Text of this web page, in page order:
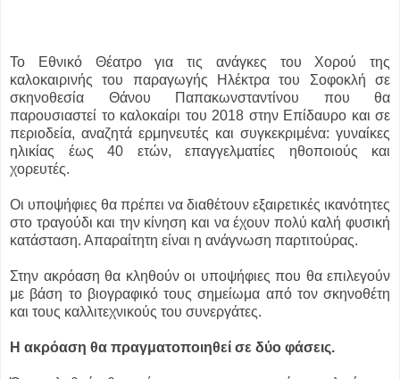
Το Εθνικό Θέατρο για τις ανάγκες του Χορού της
καλοκαιρινής του παραγωγής Ηλέκτρα του Σοφοκλή σε
σκηνοθεσία Θάνου Παπακωνσταντίνου που θα
παρουσιαστεί το καλοκαίρι του 2018 στην Επίδαυρο και σε
περιοδεία, αναζητά ερμηνευτές και συγκεκριμένα: γυναίκες
ηλικίας έως 40 ετών, επαγγελματίες ηθοποιούς και
χορευτές.
Οι υποψήφιες θα πρέπει να διαθέτουν εξαιρετικές ικανότητες
στο τραγούδι και την κίνηση και να έχουν πολύ καλή φυσική
κατάσταση. Απαραίτητη είναι η ανάγνωση παρτιτούρας.
Στην ακρόαση θα κληθούν οι υποψήφιες που θα επιλεγούν
με βάση το βιογραφικό τους σημείωμα από τον σκηνοθέτη
και τους καλλιτεχνικούς του συνεργάτες.
Η ακρόαση θα πραγματοποιηθεί σε δύο φάσεις.